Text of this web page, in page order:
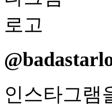
인스타그램